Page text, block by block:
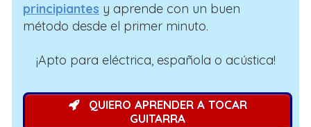
principiantes y aprende con un buen
método desde el primer minuto.
¡Apto para eléctrica, española o acústica!
QUIERO APRENDER A TOCAR
GUITARRA